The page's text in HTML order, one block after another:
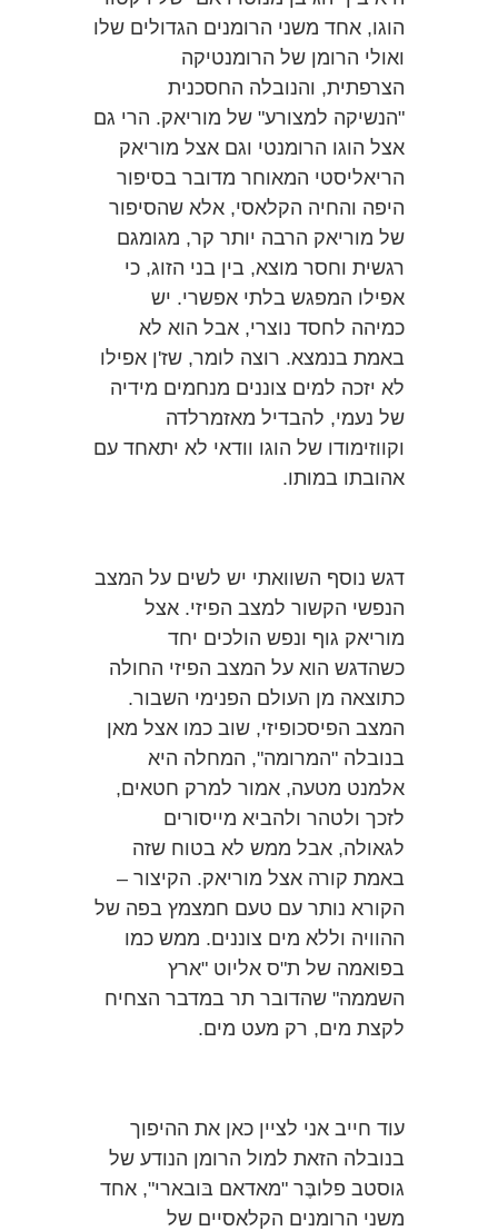
הוגו, אחד משני הרומנים הגדולים שלו
ואולי הרומן של הרומנטיקה
הצרפתית, והנובלה החסכנית
"הנשיקה למצורע" של מוריאק. הרי גם
אצל הוגו הרומנטי וגם אצל מוריאק
הריאליסטי המאוחר מדובר בסיפור
היפה והחיה הקלאסי, אלא שהסיפור
של מוריאק הרבה יותר קר, מגומגם
רגשית וחסר מוצא, בין בני הזוג, כי
אפילו המפגש בלתי אפשרי. יש
כמיהה לחסד נוצרי, אבל הוא לא
באמת בנמצא. רוצה לומר, שז'ן אפילו
לא יזכה למים צוננים מנחמים מידיה
של נעמי, להבדיל מאזמרלדה
וקווזימודו של הוגו וודאי לא יתאחד עם
אהובתו במותו.
דגש נוסף השוואתי יש לשים על המצב
הנפשי הקשור למצב הפיזי. אצל
מוריאק גוף ונפש הולכים יחד
כשהדגש הוא על המצב הפיזי החולה
כתוצאה מן העולם הפנימי השבור.
המצב הפיסכופיזי, שוב כמו אצל מאן
בנובלה "המרומה", המחלה היא
אלמנט מטעה, אמור למרק חטאים,
לזכך ולטהר ולהביא מייסורים
לגאולה, אבל ממש לא בטוח שזה
באמת קורה אצל מוריאק. הקיצור –
הקורא נותר עם טעם חמצמץ בפה של
ההוויה וללא מים צוננים. ממש כמו
בפואמה של ת"ס אליוט "ארץ
השממה" שהדובר תר במדבר הצחיח
לקצת מים, רק מעט מים.
עוד חייב אני לציין כאן את ההיפוך
בנובלה הזאת למול הרומן הנודע של
גוסטב פלובֶּר "מאדאם בּובארי", אחד
משני הרומנים הקלאסיים של